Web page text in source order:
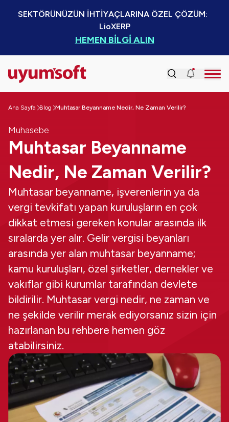
SEKTÖRÜNÜZÜN İHTİYAÇLARINA ÖZEL ÇÖZÜM:
LioXERP
HEMEN BİLGİ ALIN
Ana Sayfa Blog Muhtasar Beyanname Nedir, Ne Zaman Verilir?
Muhasebe
Muhtasar Beyanname
Nedir, Ne Zaman Verilir?
Muhtasar beyanname, işverenlerin ya da
vergi tevkifatı yapan kuruluşların en çok
dikkat etmesi gereken konular arasında ilk
sıralarda yer alır. Gelir vergisi beyanları
arasında yer alan muhtasar beyanname;
kamu kuruluşları, özel şirketler, dernekler ve
vakıflar gibi kurumlar tarafından devlete
bildirilir. Muhtasar vergi nedir, ne zaman ve
ne şekilde verilir merak ediyorsanız sizin için
hazırlanan bu rehbere hemen göz
atabilirsiniz.